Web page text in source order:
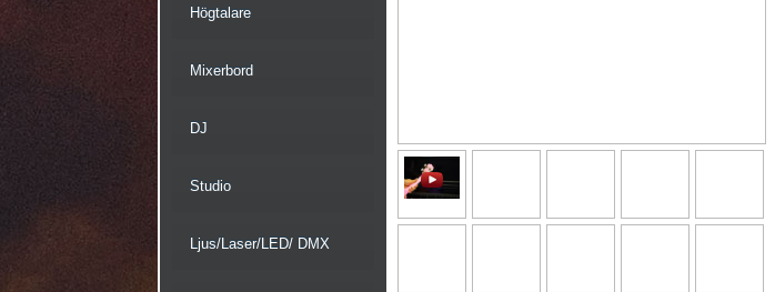
Högtalare
Mixerbord
DJ
Studio
Ljus/Laser/LED/ DMX